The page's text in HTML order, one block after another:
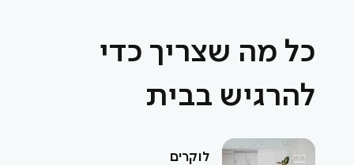
כל מה שצריך כדי
להרגיש בבית
לוקרים